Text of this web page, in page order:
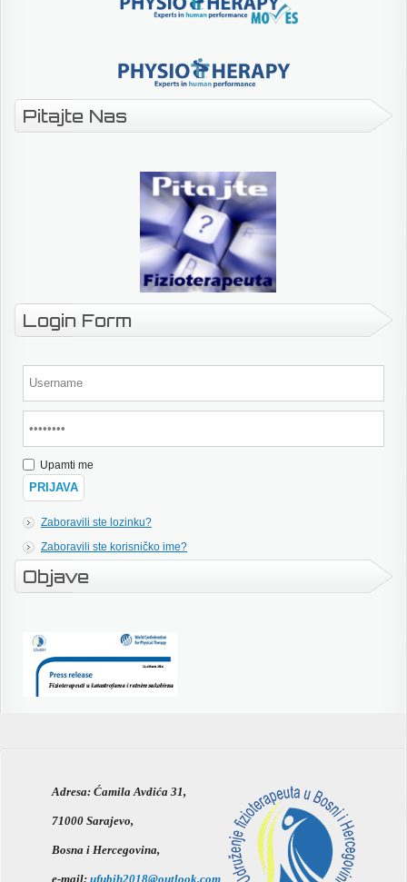
Pitajte Nas
Login Form
Upamti me
Zaboravili ste lozinku?
Zaboravili ste korisničko ime?
Objave
Adresa: Ćamila Avdića 31,
71000 Sarajevo,
Bosna i Hercegovina,
e-mail: ufubih2018@outlook.com